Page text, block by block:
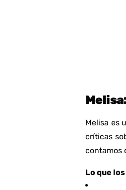
Melisa es
críticas
contamos
Lo que